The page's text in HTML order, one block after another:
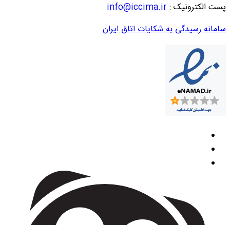
پست الکترونیک :info@iccima.ir
سامانه رسیدگی به شکایات اتاق ایران